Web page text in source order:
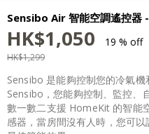
Sensibo Air 智能空調遙控器
HK$1,050 19 % off
HK$1,299
Sensibo 是能夠控制您的冷氣
Sensibo，您能夠控制、監控、
數一數二支援 HomeKit 的智能
感器，當房間沒有人時，您可